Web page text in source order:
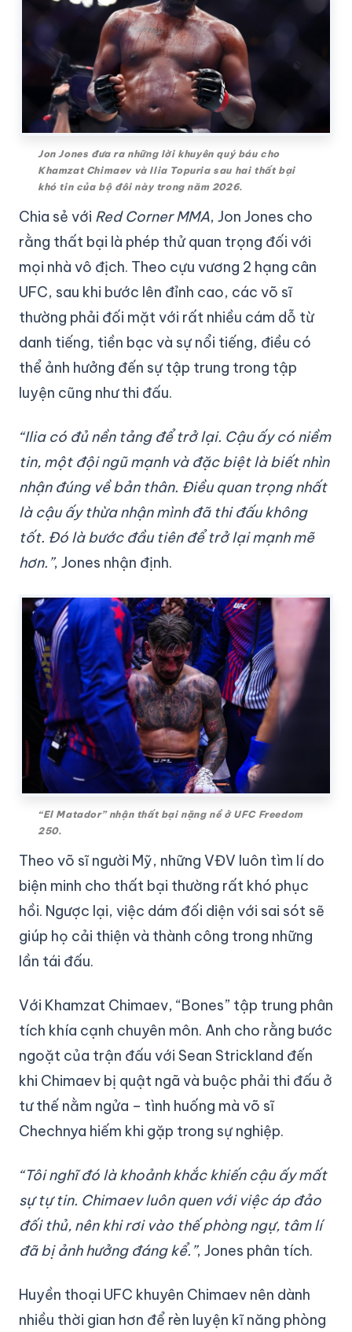
Jon Jones đưa ra những lời khuyên quý báu cho
Khamzat Chimaev và Ilia Topuria sau hai thất bại
khó tin của bộ đôi này trong năm 2026.
Chia sẻ với Red Corner MMA, Jon Jones cho
rằng thất bại là phép thử quan trọng đối với
mọi nhà vô địch. Theo cựu vương 2 hạng cân
UFC, sau khi bước lên đỉnh cao, các võ sĩ
thường phải đối mặt với rất nhiều cám dỗ từ
danh tiếng, tiền bạc và sự nổi tiếng, điều có
thể ảnh hưởng đến sự tập trung trong tập
luyện cũng như thi đấu.
“Ilia có đủ nền tảng để trở lại. Cậu ấy có niềm
tin, một đội ngũ mạnh và đặc biệt là biết nhìn
nhận đúng về bản thân. Điều quan trọng nhất
là cậu ấy thừa nhận mình đã thi đấu không
tốt. Đó là bước đầu tiên để trở lại mạnh mẽ
hơn.”, Jones nhận định.
“El Matador” nhận thất bại nặng nề ở UFC Freedom
250.
Theo võ sĩ người Mỹ, những VĐV luôn tìm lí do
biện minh cho thất bại thường rất khó phục
hồi. Ngược lại, việc dám đối diện với sai sót sẽ
giúp họ cải thiện và thành công trong những
lần tái đấu.
Với Khamzat Chimaev, “Bones” tập trung phân
tích khía cạnh chuyên môn. Anh cho rằng bước
ngoặt của trận đấu với Sean Strickland đến
khi Chimaev bị quật ngã và buộc phải thi đấu ở
tư thế nằm ngửa – tình huống mà võ sĩ
Chechnya hiếm khi gặp trong sự nghiệp.
“Tôi nghĩ đó là khoảnh khắc khiến cậu ấy mất
sự tự tin. Chimaev luôn quen với việc áp đảo
đối thủ, nên khi rơi vào thế phòng ngự, tâm lí
đã bị ảnh hưởng đáng kể.”, Jones phân tích.
Huyền thoại UFC khuyên Chimaev nên dành
nhiều thời gian hơn để rèn luyện kĩ năng phòng